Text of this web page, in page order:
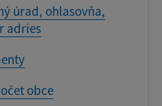
úrad, ohlasovňa,
adries
obce